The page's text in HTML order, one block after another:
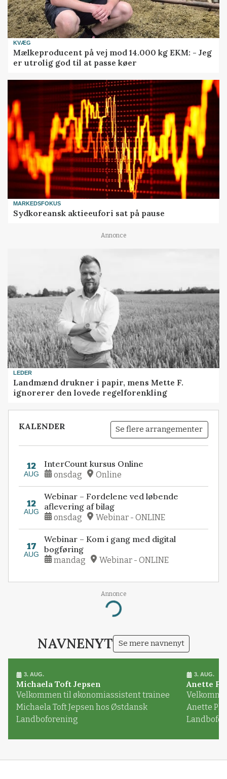
KVÆG
Mælkeproducent på vej mod 14.000 kg EKM: - Jeg
er utrolig god til at passe køer
MARKEDSFOKUS
Sydkoreansk aktieeufori sat på pause
Annonce
LEDER
Landmænd drukner i papir, mens Mette F.
ignorerer den lovede regelforenkling
KALENDER Se flere arrangementer
12
AUG
InterCount kursus Online
onsdag Online
12
AUG
Webinar – Fordelene ved løbende
aflevering af bilag
onsdag Webinar - ONLINE
17
AUG
Webinar – Kom i gang med digital
bogføring
mandag Webinar - ONLINE
Annonce
Loading...
NAVNENYT Se mere navnenyt
3. AUG.
Michaela Toft Jepsen
Velkommen til økonomiassistent trainee
Michaela Toft Jepsen hos Østdansk
Landboforening
3. AUG.
Anette
Anette